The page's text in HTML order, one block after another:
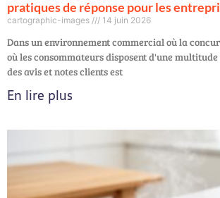
pratiques de réponse pour les
cartographic-images 14 juin 2026
Dans un environnement commercial où la
où les consommateurs disposent d'une
des avis et notes clients est
En lire plus